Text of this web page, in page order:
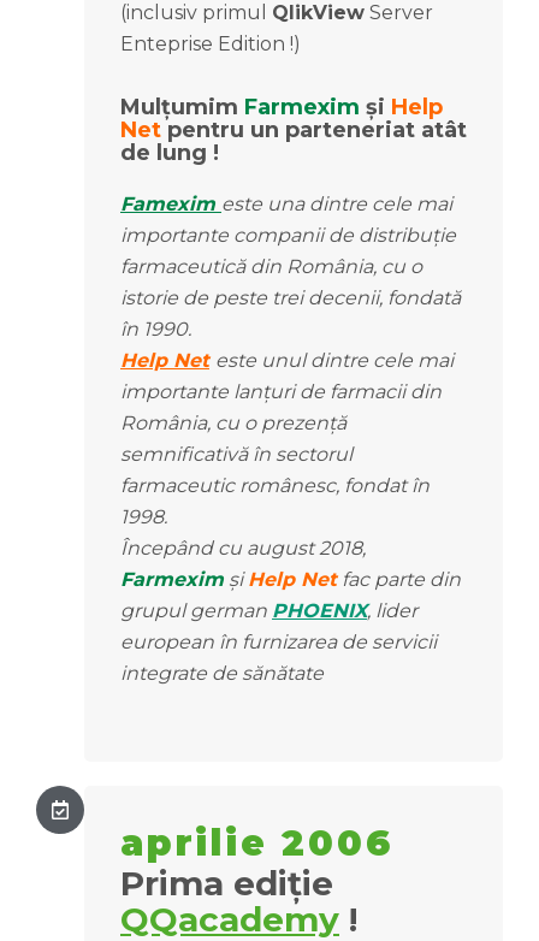
(inclusiv primul QlikView Server
Enteprise Edition !)
Mulțumim Farmexim și Help
Net pentru un parteneriat atât
de lung !
Famexim este una dintre cele mai
importante companii de distribuție
farmaceutică din România, cu o
istorie de peste trei decenii, fondată
în 1990.
Help Net este unul dintre cele mai
importante lanțuri de farmacii din
România, cu o prezență
semnificativă în sectorul
farmaceutic românesc, fondat în
1998.
Începând cu august 2018,
Farmexim șiHelp Netfac parte din
grupul german PHOENIX, lider
european în furnizarea de servicii
integrate de sănătate
aprilie 2006
Prima ediție
QQacademy !